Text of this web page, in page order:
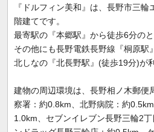
『ドルフィン美和』は、長野市三
階建てです。
最寄駅の『本郷駅』から徒歩6分の
その他にも長野電鉄長野線『桐原駅
北しなの『北長野駅』(徒歩19分)が
建物の周辺環境は、長野相ノ木郵便
察署：約0.8km、北野病院：約
1.0km、セブンイレブン長野三輪2